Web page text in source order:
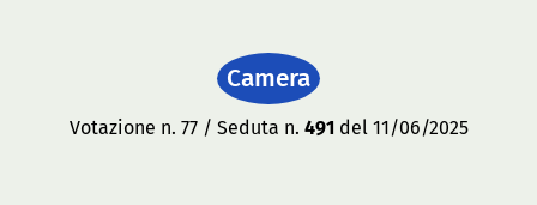
Camera
Votazione n. 77 / Seduta n. 491del 11/06/2025